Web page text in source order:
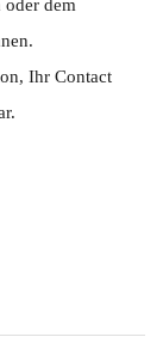
dem
Ihr Contact